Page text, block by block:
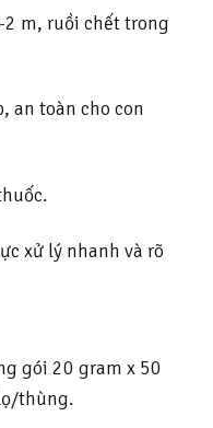
2 m, ruồi chết trong
an toàn cho con
xử lý nhanh và rõ
gói 20 gram x 50
thùng.